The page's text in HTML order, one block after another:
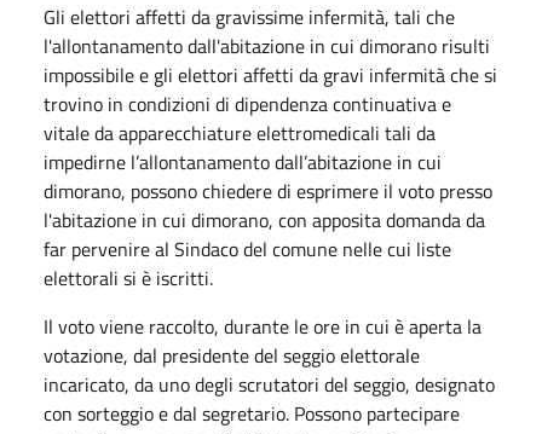
Gli elettori affetti da gravissime infermità, tali che
l'allontanamento dall'abitazione in cui dimorano risulti
impossibile e gli elettori affetti da gravi infermità che si
trovino in condizioni di dipendenza continuativa e
vitale da apparecchiature elettromedicali tali da
impedirne l’allontanamento dall’abitazione in cui
dimorano, possono chiedere di esprimere il voto presso
l'abitazione in cui dimorano, con apposita domanda da
far pervenire al Sindaco del comune nelle cui liste
elettorali si è iscritti.
Il voto viene raccolto, durante le ore in cui è aperta la
votazione, dal presidente del seggio elettorale
incaricato, da uno degli scrutatori del seggio, designato
con sorteggio e dal segretario. Possono partecipare